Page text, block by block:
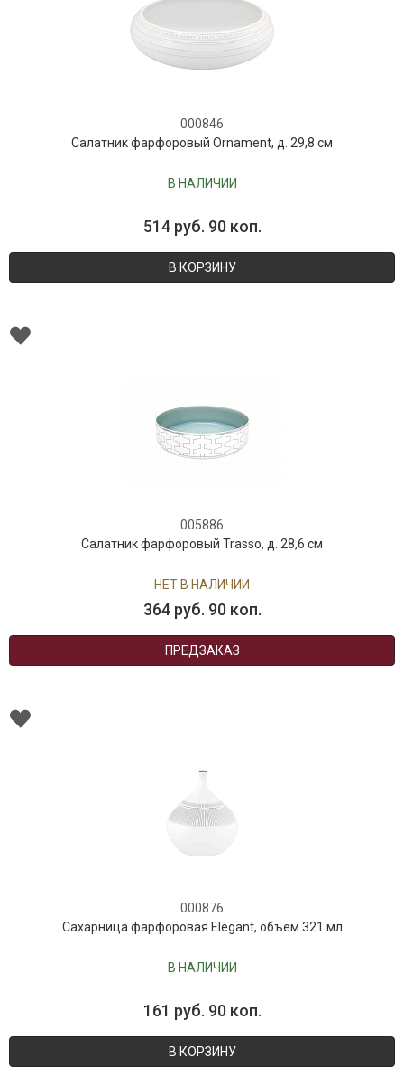
000846
Салатник фарфоровый Ornament, д. 29,8 см
В НАЛИЧИИ
514 руб. 90 коп.
В КОРЗИНУ
005886
Салатник фарфоровый Trasso, д. 28,6 см
НЕТ В НАЛИЧИИ
364 руб. 90 коп.
ПРЕДЗАКАЗ
000876
Сахарница фарфоровая Elegant, объем 321 мл
В НАЛИЧИИ
161 руб. 90 коп.
В КОРЗИНУ